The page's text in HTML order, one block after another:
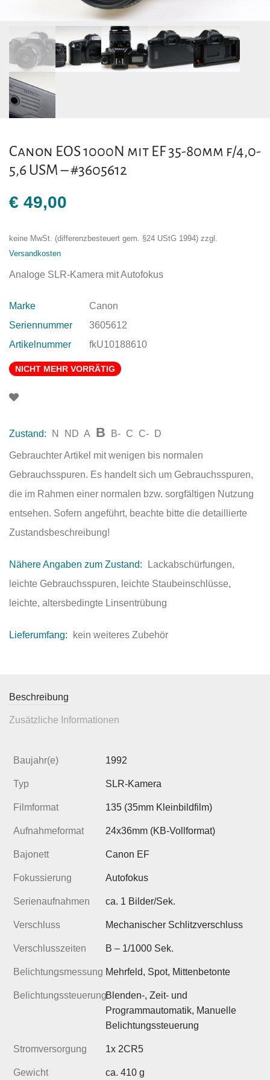
Canon EOS 1000N mit EF 35-80mm f/4,0-
5,6 USM – #3605612
€ 49,00
keine MwSt. (differenzbesteuert gem. §24 UStG 1994) zzgl.
Versandkosten
Analoge SLR-Kamera mit Autofokus
Marke
Canon
Seriennummer
3605612
Artikelnummer
fkU10188610
NICHT MEHR VORRÄTIG
Zustand: N ND A B B- C C- D
Gebrauchter Artikel mit wenigen bis normalen
Gebrauchsspuren. Es handelt sich um Gebrauchsspuren,
die im Rahmen einer normalen bzw. sorgfältigen Nutzung
entsehen. Sofern angeführt, beachte bitte die detaillierte
Zustandsbeschreibung!
Nähere Angaben zum Zustand:
Lackabschürfungen,
leichte Gebrauchsspuren, leichte Staubeinschlüsse,
leichte, altersbedingte Linsentrübung
Lieferumfang: kein weiteres Zubehör
Beschreibung
Zusätzliche Informationen
Baujahr(e) 1992
Typ SLR-Kamera
Filmformat 135 (35mm Kleinbildfilm)
Aufnahmeformat 24x36mm (KB-Vollformat)
Bajonett Canon EF
Fokussierung Autofokus
Serienaufnahmen ca. 1 Bilder/Sek.
Verschluss Mechanischer Schlitzverschluss
Verschlusszeiten B – 1/1000 Sek.
Belichtungsmessung Mehrfeld, Spot, Mittenbetonte
BelichtungssteuerungBlenden-, Zeit- und
Programmautomatik, Manuelle
Belichtungssteuerung
Stromversorgung 1x 2CR5
Gewicht ca. 410 g